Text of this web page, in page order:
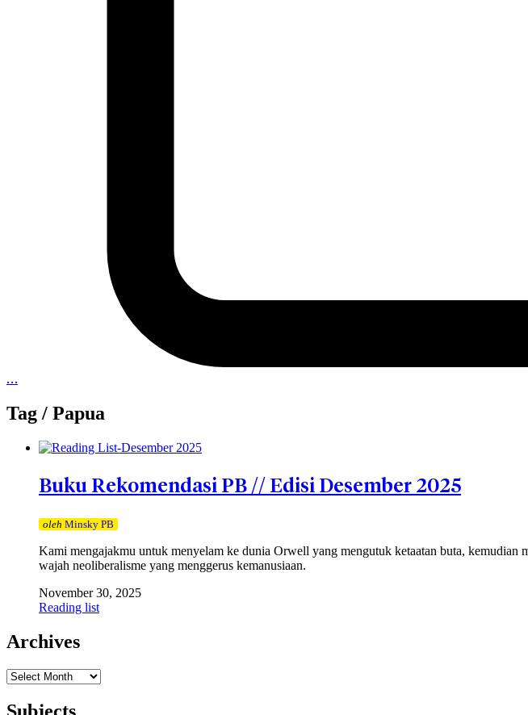
…
Tag / Papua
Buku Rekomendasi PB // Edisi Desember 2025
oleh Minsky PB
Kami mengajakmu untuk menyelam ke dunia Orwell yang mengutuk ketaatan buta, kemudian
wajah neoliberalisme yang menggerus kemanusiaan.
November 30, 2025
Reading list
Archives
Archives
Subjects